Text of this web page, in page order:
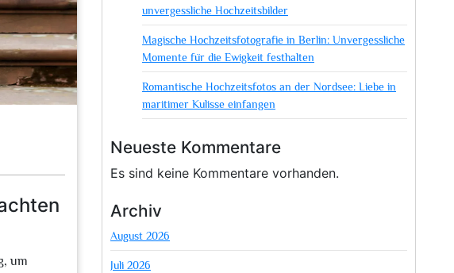
um
unvergessliche Hochzeitsbilder
Magische Hochzeitsfotografie in Berlin: Unvergessliche
Momente für die Ewigkeit festhalten
Romantische Hochzeitsfotos an der Nordsee: Liebe in
maritimer Kulisse einfangen
Neueste Kommentare
Es sind keine Kommentare vorhanden.
Archiv
August 2026
Juli 2026